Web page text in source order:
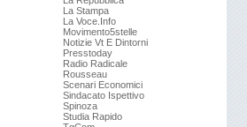
La Stampa
La Voce.info
Movimento5stelle
Notizie Vt E Dintorni
Presstoday
Radio Radicale
Rousseau
Scenari Economici
Sindacato Ispettivo
Spinoza
Studia Rapido